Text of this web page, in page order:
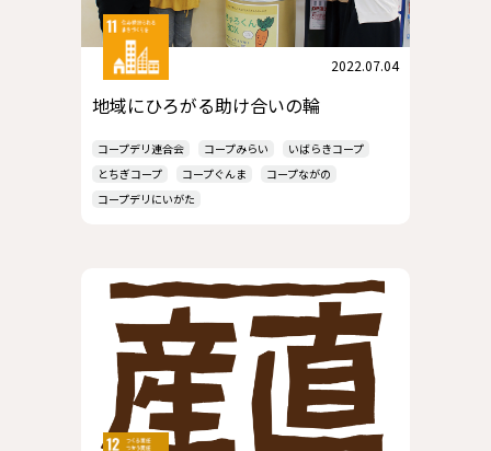
2022.07.04
地域にひろがる助け合いの輪
コープデリ連合会 コープみらい
いばらきコープ
とちぎコープ
コープぐんま
コープながの
コープデリにいがた